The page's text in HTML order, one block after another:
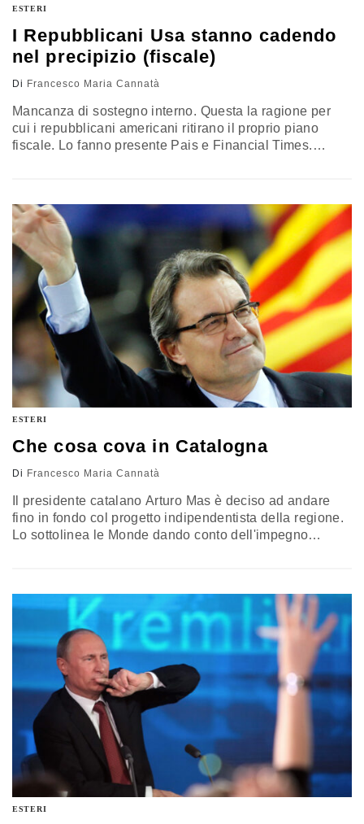
ESTERI
I Repubblicani Usa stanno cadendo
nel precipizio (fiscale)
Di Francesco Maria Cannatà
Mancanza di sostegno interno. Questa la ragione per
cui i repubblicani americani ritirano il proprio piano
fiscale. Lo fanno presente Pais e Financial Times.
automatici di bilancio e del contemporaneo aumento,…
ESTERI
Che cosa cova in Catalogna
Di Francesco Maria Cannatà
Il presidente catalano Arturo Mas è deciso ad andare
fino in fondo col progetto indipendentista della regione.
Lo sottolinea le Monde dando conto dell'impegno
entro il 2014. Il patto di governo in Catalogna
approfondisce le divsioni spagnole. Ne è convinta la…
ESTERI